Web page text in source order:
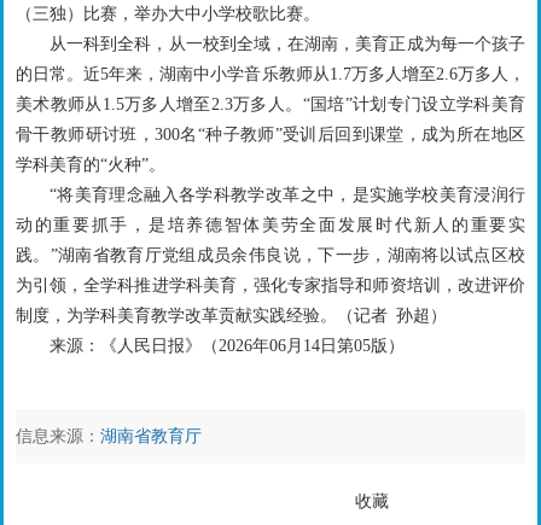
（三独）比赛，举办大中小学校歌比赛。
从一科到全科，从一校到全域，在湖南，美育正成为每一个孩子
的日常。近5年来，湖南中小学音乐教师从1.7万多人增至2.6万多人，
美术教师从1.5万多人增至2.3万多人。“国培”计划专门设立学科美育
骨干教师研讨班，300名“种子教师”受训后回到课堂，成为所在地区
学科美育的“火种”。
“将美育理念融入各学科教学改革之中，是实施学校美育浸润行
动的重要抓手，是培养德智体美劳全面发展时代新人的重要实
践。”湖南省教育厅党组成员余伟良说，下一步，湖南将以试点区校
为引领，全学科推进学科美育，强化专家指导和师资培训，改进评价
制度，为学科美育教学改革贡献实践经验。（记者 孙超 ）
来源：
《人民日报》（2026年06月14日 第05版）
信息来源： 湖南省教育厅
收藏